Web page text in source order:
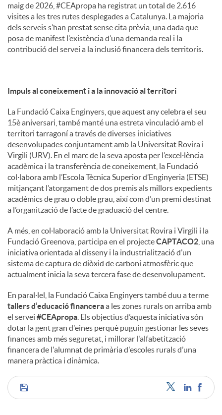
maig de 2026, #CEApropa ha registrat un total de 2.616
visites a les tres rutes desplegades a Catalunya. La majoria
dels serveis s’han prestat sense cita prèvia, una dada que
posa de manifest l’existència d’una demanda real i la
contribució del servei a la inclusió financera dels territoris.
Impuls al coneixement i a la innovació al territori
La Fundació Caixa Enginyers, que aquest any celebra el seu
15è aniversari, també manté una estreta vinculació amb el
territori tarragoní a través de diverses iniciatives
desenvolupades conjuntament amb la Universitat Rovira i
Virgili (URV). En el marc de la seva aposta per l’excel·lència
acadèmica i la transferència de coneixement, la Fundació
col·labora amb l’Escola Tècnica Superior d’Enginyeria (ETSE)
mitjançant l’atorgament de dos premis als millors expedients
acadèmics de grau o doble grau, així com d’un premi destinat
a l’organització de l’acte de graduació del centre.
A més, en col·laboració amb la Universitat Rovira i Virgili i la
Fundació Greenova, participa en el projecteCAPTACO2 , una
iniciativa orientada al disseny i la industrialització d’un
sistema de captura de diòxid de carboni atmosfèric que
actualment inicia la seva tercera fase de desenvolupament.
En paral·lel, la Fundació Caixa Enginyers també duu a terme
tallers d’educació financeraa les zones rurals on arriba amb
el servei #CEApropa. Els objectius d’aquesta iniciativa són
dotar la gent gran d'eines perquè puguin gestionar les seves
finances amb més seguretat, i millorar l'alfabetització
financera de l'alumnat de primària d'escoles rurals d’una
manera pràctica i dinàmica.
C